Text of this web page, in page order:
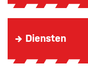
→ Diensten